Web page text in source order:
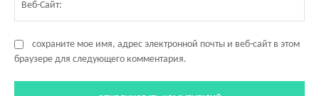
сохраните мое имя, адрес электронной почты и веб-сайт в этом
браузере для следующего комментария.